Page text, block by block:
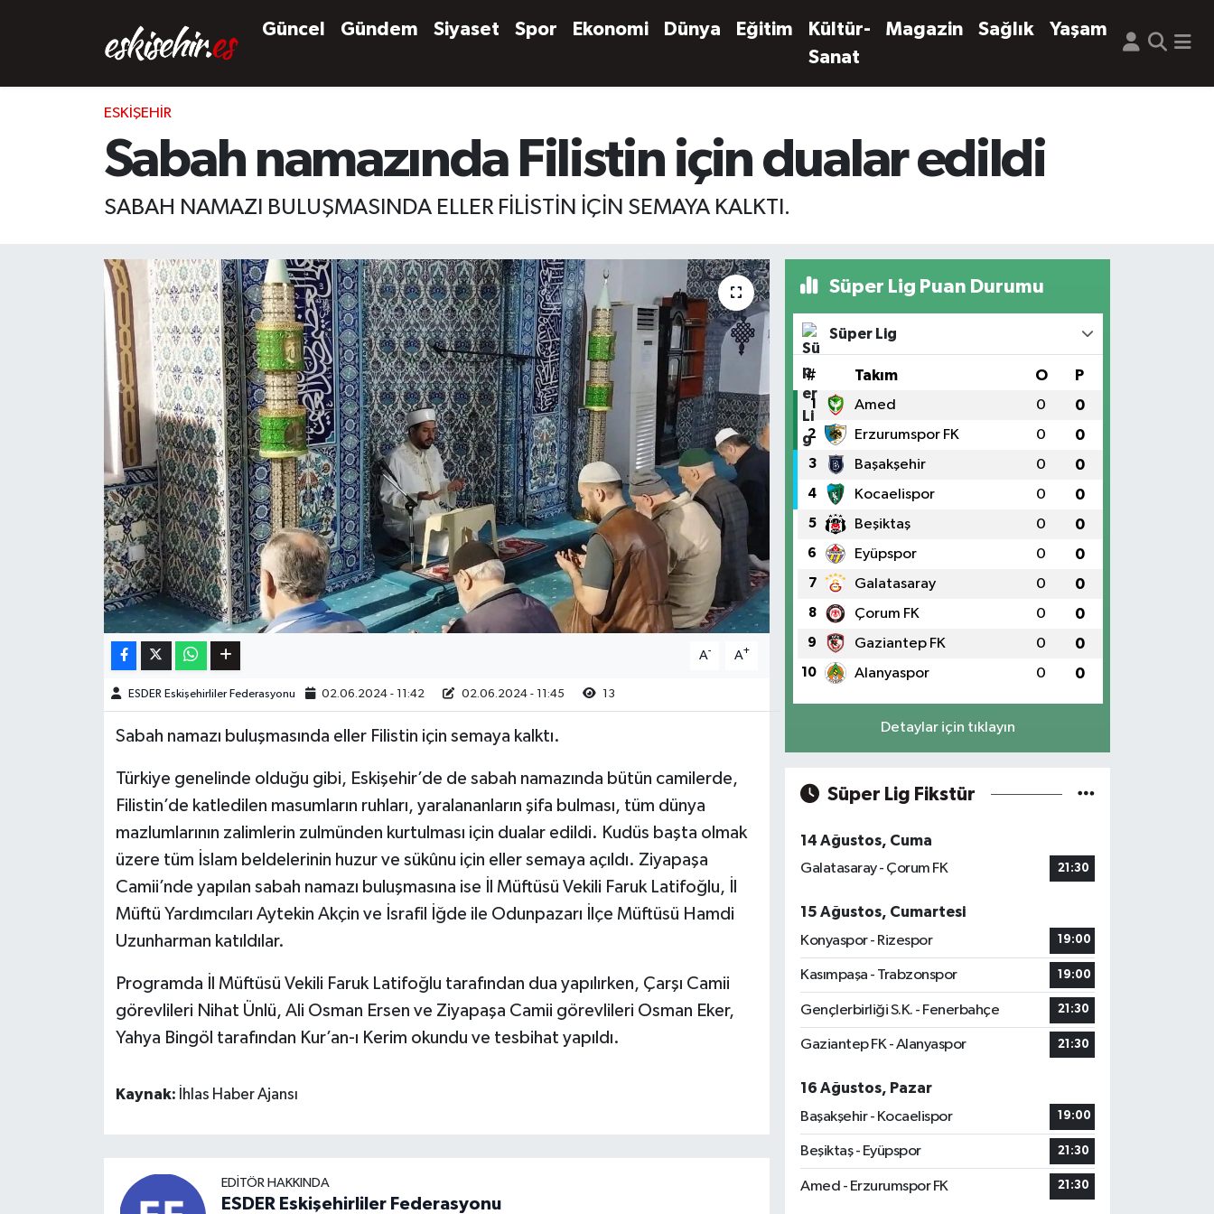
Güncel Gündem Siyaset Spor Ekonomi Dünya Eğitim
Kültür-
Sanat
Magazin Sağlık Yaşam
ESKIŞEHIR
Sabah namazında Filistin için dualar edildi
SABAH NAMAZI BULUŞMASINDA ELLER FİLİSTİN İÇİN SEMAYA KALKTI.
A- A+
ESDER Eskişehirliler Federasyonu 02.06.2024 - 11:42 02.06.2024 - 11:45 13
Sabah namazı buluşmasında eller Filistin için semaya kalktı.
Türkiye genelinde olduğu gibi, Eskişehir’de de sabah namazında bütün camilerde,
Filistin’de katledilen masumların ruhları, yaralananların şifa bulması, tüm dünya
mazlumlarının zalimlerin zulmünden kurtulması için dualar edildi. Kudüs başta olmak
üzere tüm İslam beldelerinin huzur ve sükûnu için eller semaya açıldı. Ziyapaşa
Camii’nde yapılan sabah namazı buluşmasına ise İl Müftüsü Vekili Faruk Latifoğlu, İl
Müftü Yardımcıları Aytekin Akçin ve İsrafil İğde ile Odunpazarı İlçe Müftüsü Hamdi
Uzunharman katıldılar.
Programda İl Müftüsü Vekili Faruk Latifoğlu tarafından dua yapılırken, Çarşı Camii
görevlileri Nihat Ünlü, Ali Osman Ersen ve Ziyapaşa Camii görevlileri Osman Eker,
Yahya Bingöl tarafından Kur’an-ı Kerim okundu ve tesbihat yapıldı.
Kaynak: İhlas Haber Ajansı
EDITÖR HAKKINDA
ESDER Eskişehirliler Federasyonu
Süper Lig Puan Durumu
Süper Lig
# Takım O P
1 Amed 0 0
2 Erzurumspor FK 0 0
3 Başakşehir 0 0
4 Kocaelispor 0 0
5 Beşiktaş 0 0
6 Eyüpspor 0 0
7 Galatasaray 0 0
8 Çorum FK 0 0
9 Gaziantep FK 0 0
10 Alanyaspor 0 0
Detaylar için tıklayın
Süper Lig Fikstür
14 Ağustos, Cuma
Galatasaray - Çorum FK
21:30
15 Ağustos, Cumartesi
Konyaspor - Rizespor
19:00
Kasımpaşa - Trabzonspor 19:00
Gençlerbirliği S.K. - Fenerbahçe 21:30
Gaziantep FK - Alanyaspor 21:30
16 Ağustos, Pazar
Başakşehir - Kocaelispor
19:00
Beşiktaş - Eyüpspor 21:30
Amed - Erzurumspor FK 21:30